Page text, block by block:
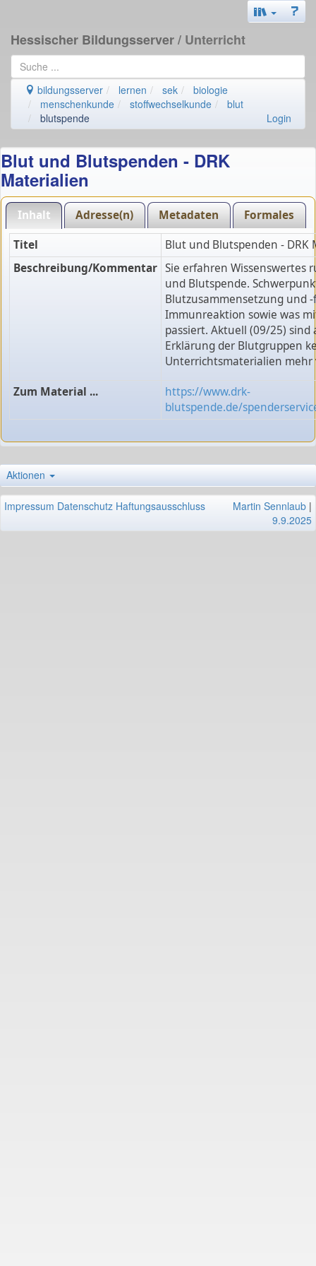
Hessischer Bildungsserver/ Unterricht
bildungsserver lernen sek
biologie
menschenkunde
stoffwechselkunde
blut
blutspende
Login
Blut und Blutspenden - DRK
Materialien
Inhalt Adresse(n) Metadaten Formales
Titel
Blut und Blutspenden - DRK
Beschreibung/Kommentar Sie erfahren Wissenswertes
und Blutspende.
Blutzusammensetzung und
Immunreaktion sowie was
passiert. Aktuell (09/25)
Erklärung der Blutgruppen
Unterrichtsmaterialien mehr
Zum Material ...
https://www.drk-
blutspende.de/
Aktionen
Impressum Datenschutz Haftungsausschluss Martin Sennlaub |
9.9.2025